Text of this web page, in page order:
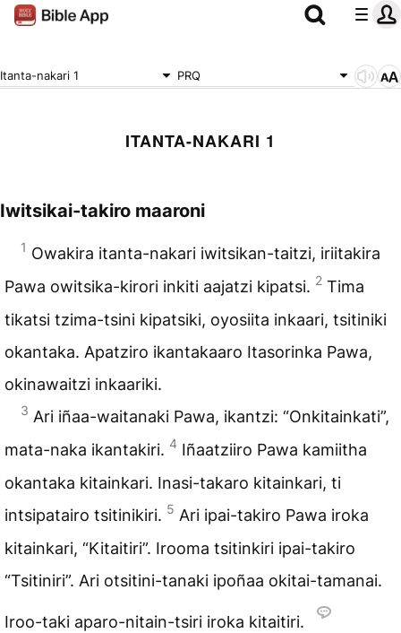
Itanta-nakari 1 PRQ
ITANTA-NAKARI 1
Iwitsikai-takiro maaroni
1 Owakira itanta-nakari iwitsikan-taitzi, iriitakira
Pawa owitsika-kirori inkiti aajatzi kipatsi. 2 Tima
tikatsi tzima-tsini kipatsiki, oyosiita inkaari, tsitiniki
okantaka. Apatziro ikantakaaro Itasorinka Pawa,
okinawaitzi inkaariki.
3 Ari iñaa-waitanaki Pawa, ikantzi: “Onkitainkati”,
mata-naka ikantakiri. 4 Iñaatziiro Pawa kamiitha
okantaka kitainkari. Inasi-takaro kitainkari, ti
intsipatairo tsitinikiri. 5 Ari ipai-takiro Pawa iroka
kitainkari, “Kitaitiri”. Irooma tsitinkiri ipai-takiro
“Tsitiniri”. Ari otsitini-tanaki ipoñaa okitai-tamanai.
Iroo-taki aparo-nitain-tsiri iroka kitaitiri.